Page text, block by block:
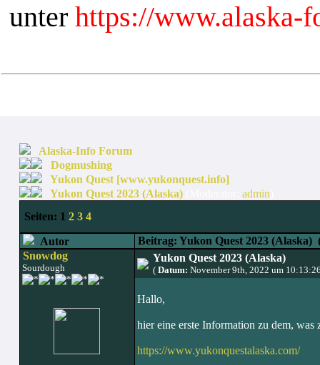
unter https://www.alaska-
Alaska-Info Forum
Dogmushing
Yukon Quest [www.yukonquest.info]
Yukon Quest 2023 (Alaska)
admin
Seiten: 1 2 3 4
Autor Beitrag: Yukon Quest 2023 (Alaska)
Snowdog
Sourdough
Yukon Quest 2023 (Alaska)
(Datum: November 9th, 2022 um
Hallo,
hier eine erste Information zu dem,
https://www.yukonquestalaska.com/